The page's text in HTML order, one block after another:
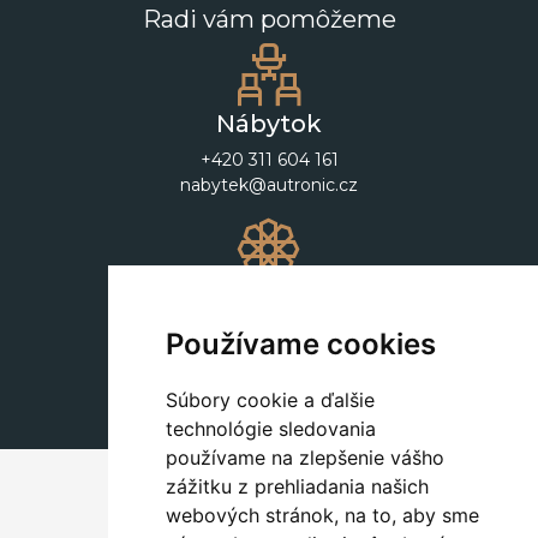
Používame cookies
Súbory cookie a ďalšie
technológie sledovania
používame na zlepšenie vášho
zážitku z prehliadania našich
webových stránok, na to, aby sme
Radi vám pomôžeme
Nábytok
+420 311 604 161
nabytek@autronic.cz
+420 311 604 182
dekorace@autronic.cz